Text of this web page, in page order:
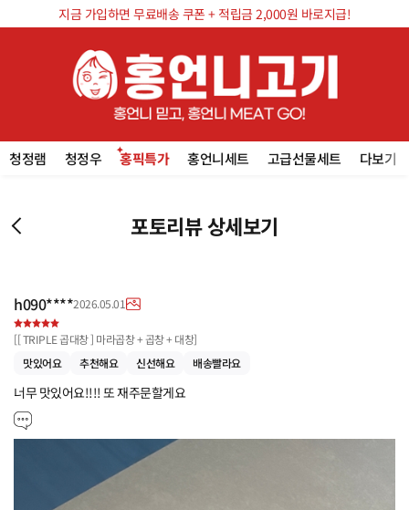
지금 가입하면 무료배송 쿠폰 + 적립금 2,000원 바로지급!
청정램 청정우 홍픽특가 홍언니세트 고급선물세트 다보기
포토리뷰 상세보기
h090****2026.05.01
[[ TRIPLE 곱대창 ] 마라곱창 + 곱창 + 대창]
맛있어요
추천해요 신선해요 배송빨라요
너무 맛있어요!!!! 또 재주문할게요